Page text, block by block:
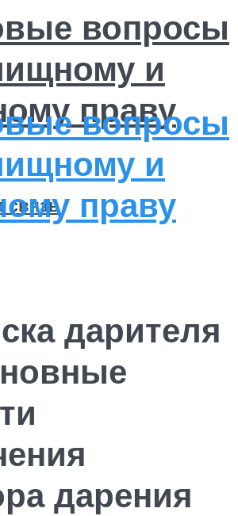
связь
дарителя
дарения